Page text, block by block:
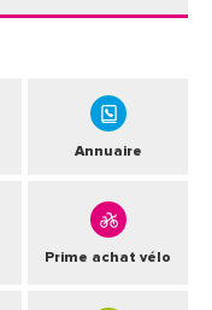
Annuaire
Prime achat vélo